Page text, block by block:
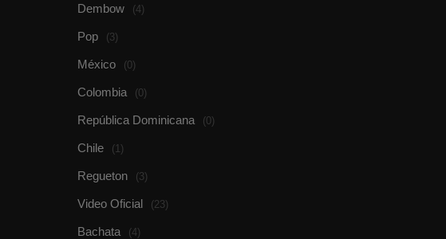
Dembow (4)
Pop (3)
México (0)
Colombia (0)
República Dominicana (0)
Chile (1)
Regueton (3)
Video Oficial (23)
Bachata (4)